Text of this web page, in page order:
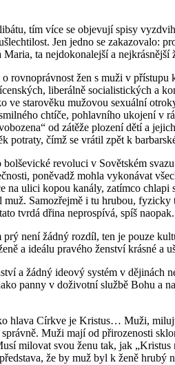
tím více se ob­je­vu­jí spisy
Jen jedno se za­ka­zo­va­lo:
ta nej­do­ko­na­lej­ší a nej­krás­něj­ší
žen s muži v
li­be­rál­ně so­ci­a­lis­tic­kých a
sta­ro­vě­ku mu­žo­vou se­xu­ál­ní
chtí­če, po­hlav­ní­ho uko­je­ní v
od zá­tě­že plo­ze­ní dětí a
po­tra­ty, čímž se vrá­til zpět k
re­vo­lu­ci v So­vět­ském
po­ně­vadž mohla vy­ko­ná­vat
ulici kopou ka­ná­ly, za­tím­co
Sa­mo­zřej­mě i tu hru­bou,
tvrdá dřina ne­pro­spí­vá, spíš na­o­pak.
není žádný roz­díl, ten je pouze
a ide­á­lu pra­vé­ho žen­ství krás­né a
a žádný ide­o­vý sys­tém v
panny v do­ži­vot­ní služ­bě Bohu a
hlava Církve je Kris­tus… Muži,
Muži mají od při­ro­ze­nos­ti
mi­lo­vat svou ženu tak, jak
že by muž byl k ženě